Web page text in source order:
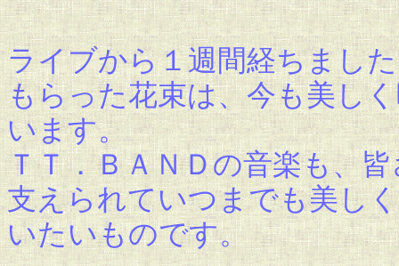
ライブから１週間経ちまし
もらった花束は、今も美し
います。
ＴＴ．ＢＡＮＤの音楽も、
支えられていつまでも美し
いたいものです。